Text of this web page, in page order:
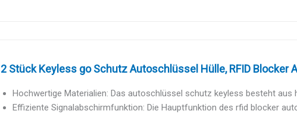
2 Stück Keyless go Schutz Autoschlüssel Hülle, RFID Blocker
Hochwertige Materialien: Das autoschlüssel schutz keyless besteht aus
Effiziente Signalabschirmfunktion: Die Hauptfunktion des rfid blocker